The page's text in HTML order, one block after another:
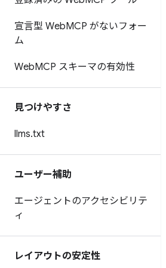
宣言型 WebMCP がないフォー
ム
WebMCP スキーマの有効性
見つけやすさ
llms.txt
ユーザー補助
エージェントのアクセシビリテ
ィ
レイアウトの安定性